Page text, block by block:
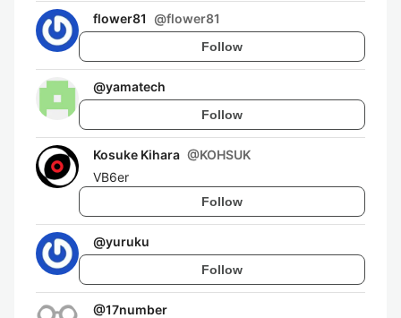
flower81 @flower81
Follow
@yamatech
Follow
Kosuke Kihara @KOHSUK
VB6er
Follow
@yuruku
Follow
@17number